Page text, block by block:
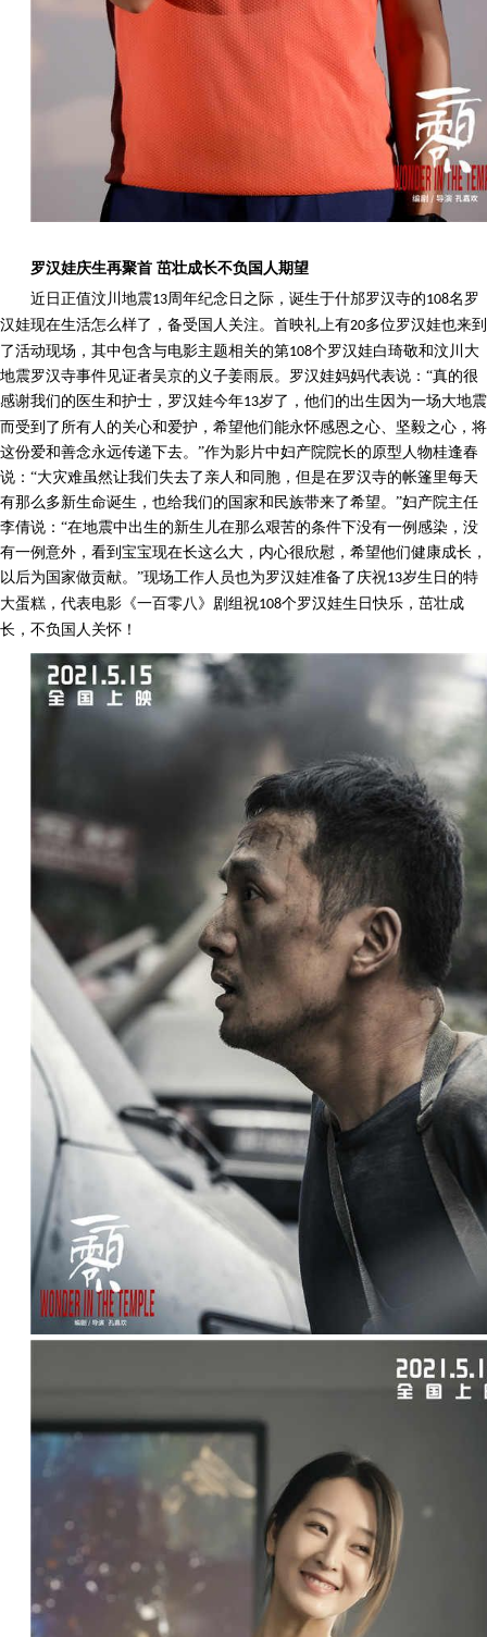
罗汉娃庆生再聚首 茁壮成长不负国人期望
近日正值汶川地震13周年纪念日之际，诞生于什邡罗汉寺的108名罗
汉娃现在生活怎么样了，备受国人关注。首映礼上有20多位罗汉娃也来到
了活动现场，其中包含与电影主题相关的第108个罗汉娃白琦敬和汶川大
地震罗汉寺事件见证者吴京的义子姜雨辰。罗汉娃妈妈代表说： “真的很
感谢我们的医生和护士，罗汉娃今年13岁了，他们的出生因为一场大地震
而受到了所有人的关心和爱护，希望他们能永怀感恩之心、坚毅之心，将
这份爱和善念永远传递下去。”作为影片中妇产院院长的原型人物桂逢春
说：“大灾难虽然让我们失去了亲人和同胞，但是在罗汉寺的帐篷里每天
有那么多新生命诞生，也给我们的国家和民族带来了希望。”妇产院主任
李倩说：“在地震中出生的新生儿在那么艰苦的条件下没有一例感染，没
有一例意外，看到宝宝现在长这么大，内心很欣慰，希望他们健康成长，
以后为国家做贡献。”现场工作人员也为罗汉娃准备了庆祝13岁生日的特
大蛋糕，代表电影《一百零八》剧组祝108个罗汉娃生日快乐，茁壮成
长，不负国人关怀！